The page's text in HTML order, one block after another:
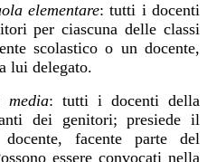
elementare: tutti i docenti
per ciascuna delle classi
scolastico o un docente,
lui delegato.
media: tutti i docenti della
dei genitori; presiede il
facente parte del
essere convocati nella